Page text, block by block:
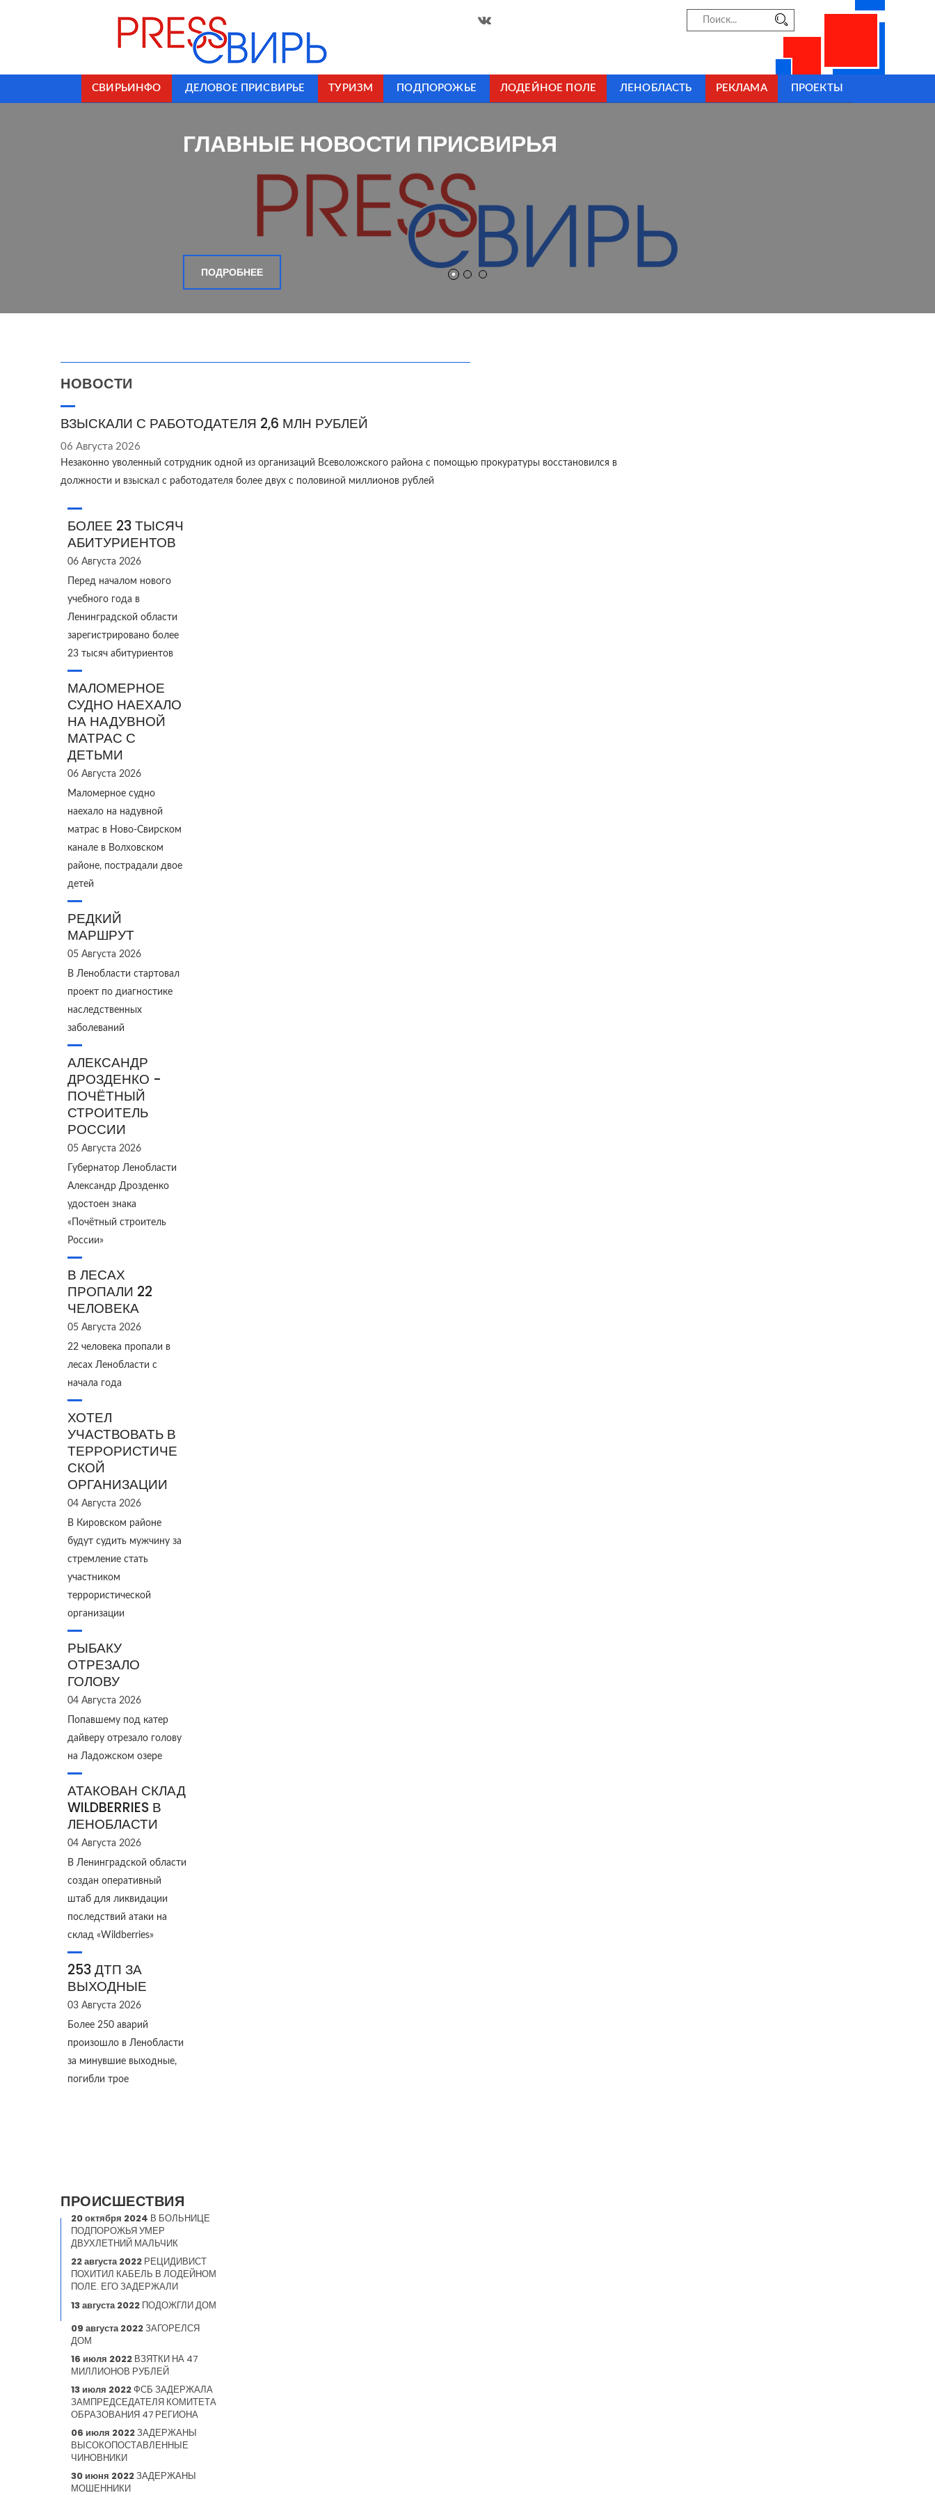
СВИРЬИНФО ДЕЛОВОЕ ПРИСВИРЬЕ ТУРИЗМ ПОДПОРОЖЬЕ ЛОДЕЙНОЕ ПОЛЕ ЛЕНОБЛАСТЬ РЕКЛАМА ПРОЕКТЫ
ГЛАВНЫЕ НОВОСТИ ПРИСВИРЬЯ
ПОДРОБНЕЕ
НОВОСТИ
ВЗЫСКАЛИ С РАБОТОДАТЕЛЯ 2,6 МЛН РУБЛЕЙ
06 Августа 2026
Незаконно уволенный сотрудник одной из организаций Всеволожского района с помощью прокуратуры восстановился в
должности и взыскал с работодателя более двух с половиной миллионов рублей
БОЛЕЕ 23 ТЫСЯЧ
АБИТУРИЕНТОВ
06 Августа 2026
Перед началом нового
учебного года в
Ленинградской области
зарегистрировано более
23 тысяч абитуриентов
МАЛОМЕРНОЕ
СУДНО НАЕХАЛО
НА НАДУВНОЙ
МАТРАС С
ДЕТЬМИ
06 Августа 2026
Маломерное судно
наехало на надувной
матрас в Ново‑Свирском
канале в Волховском
районе, пострадали двое
детей
РЕДКИЙ
МАРШРУТ
05 Августа 2026
В Ленобласти стартовал
проект по диагностике
наследственных
заболеваний
АЛЕКСАНДР
ДРОЗДЕНКО -
ПОЧЁТНЫЙ
СТРОИТЕЛЬ
РОССИИ
05 Августа 2026
Губернатор Ленобласти
Александр Дрозденко
удостоен знака
«Почётный строитель
России»
В ЛЕСАХ
ПРОПАЛИ 22
ЧЕЛОВЕКА
05 Августа 2026
22 человека пропали в
лесах Ленобласти с
начала года
ХОТЕЛ
УЧАСТВОВАТЬ В
ТЕРРОРИСТИЧЕ
СКОЙ
ОРГАНИЗАЦИИ
04 Августа 2026
В Кировском районе
будут судить мужчину за
стремление стать
участником
террористической
организации
РЫБАКУ
ОТРЕЗАЛО
ГОЛОВУ
04 Августа 2026
Попавшему под катер
дайверу отрезало голову
на Ладожском озере
АТАКОВАН СКЛАД
WILDBERRIES В
ЛЕНОБЛАСТИ
04 Августа 2026
В Ленинградской области
создан оперативный
штаб для ликвидации
последствий атаки на
склад «Wildberries»
253 ДТП ЗА
ВЫХОДНЫЕ
03 Августа 2026
Более 250 аварий
произошло в Ленобласти
за минувшие выходные,
погибли трое
ПРОИСШЕСТВИЯ
20 октября 2024 В БОЛЬНИЦЕ
ПОДПОРОЖЬЯ УМЕР
ДВУХЛЕТНИЙ МАЛЬЧИК
22 августа 2022 РЕЦИДИВИСТ
ПОХИТИЛ КАБЕЛЬ В ЛОДЕЙНОМ
ПОЛЕ. ЕГО ЗАДЕРЖАЛИ
13 августа 2022 ПОДОЖГЛИ ДОМ
09 августа 2022ЗАГОРЕЛСЯ
ДОМ
16 июля 2022 ВЗЯТКИ НА 47
МИЛЛИОНОВ РУБЛЕЙ
13 июля 2022ФСБ ЗАДЕРЖАЛА
ЗАМПРЕДСЕДАТЕЛЯ КОМИТЕТА
ОБРАЗОВАНИЯ 47 РЕГИОНА
06 июля 2022ЗАДЕРЖАНЫ
ВЫСОКОПОСТАВЛЕННЫЕ
ЧИНОВНИКИ
30 июня 2022ЗАДЕРЖАНЫ
МОШЕННИКИ